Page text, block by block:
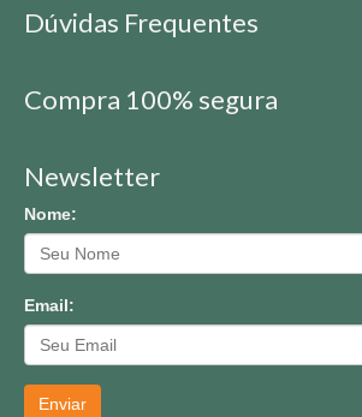
Dúvidas Frequentes
Compra 100% segura
Newsletter
Nome:
Email:
Enviar